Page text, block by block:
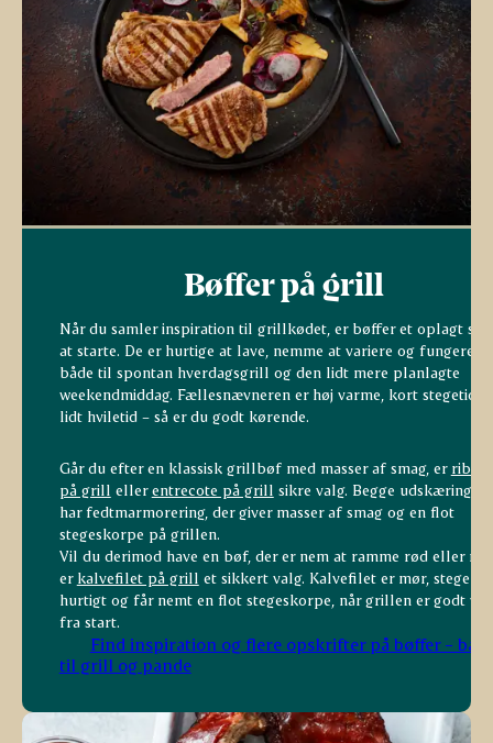
Bøffer på grill
Når du samler inspiration til grillkødet, er bøffer et oplagt
at starte. De er hurtige at lave, nemme at variere og fungerer
både til spontan hverdagsgrill og den lidt mere planlagte
weekendmiddag. Fællesnævneren er høj varme, kort stegetid
lidt hviletid – så er du godt kørende.
Går du efter en klassisk grillbøf med masser af smag, er ribeye
på grill ellerentrecote på grill sikre valg. Begge udskæringer
har fedtmarmorering, der giver masser af smag og en flot
stegeskorpe på grillen.
Vil du derimod have en bøf, der er nem at ramme rød eller
er kalvefilet på grill et sikkert valg. Kalvefilet er mør, steger
hurtigt og får nemt en flot stegeskorpe, når grillen er godt
fra start.
Find inspiration og flere opskrifter på bøffer –
til grill og pande